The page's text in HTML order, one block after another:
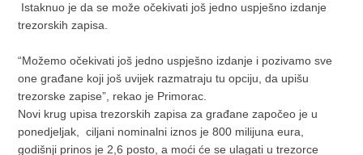
Istaknuo je da se može očekivati još jedno uspješno izdanje
trezorskih zapisa.
“Možemo očekivati još jedno uspješno izdanje i pozivamo sve
one građane koji još uvijek razmatraju tu opciju, da upišu
trezorske zapise”, rekao je Primorac.
Novi krug upisa trezorskih zapisa za građane započeo je u
ponedjeljak, ciljani nominalni iznos je 800 milijuna eura,
godišnji prinos je 2,6 posto, a moći će se ulagati u trezorce